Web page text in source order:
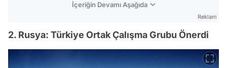
İçeriğin Devamı Aşağıda
Reklam
2. Rusya: Türkiye Ortak Çalışma Grubu Önerdi